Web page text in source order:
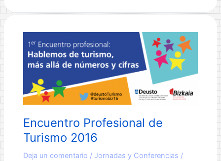
que
voy
a
Grecia
Encuentro Profesional de
Turismo 2016
Deja un comentario / Jornadas y Conferencias /